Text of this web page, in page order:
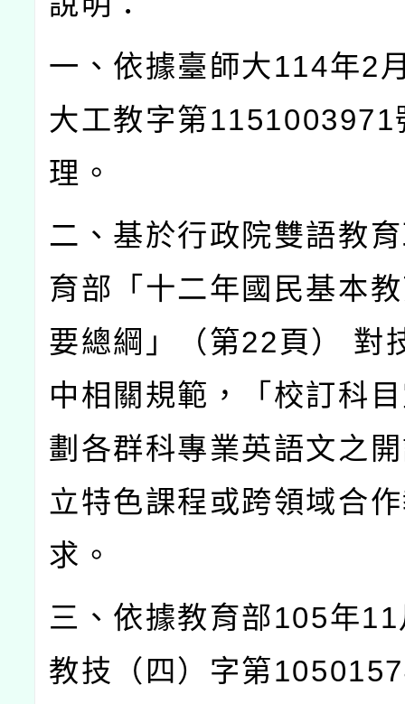
一、依據臺師大114年2
大工教字第1151003971
理。
二、基於行政院雙語教
育部「十二年國民基本
要總綱」（第22頁）
對
中相關規範，「校訂科
劃各群科專業英語文之
立特色課程或跨領域合
求。
三、依據教育部105年11
教技（四）字第